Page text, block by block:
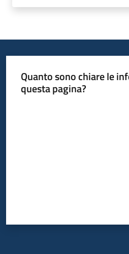
Bandi
Quanto sono chiare le
questa pagina?